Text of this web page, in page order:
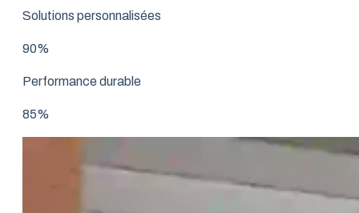
Solutions personnalisées
90%
Performance durable
85%